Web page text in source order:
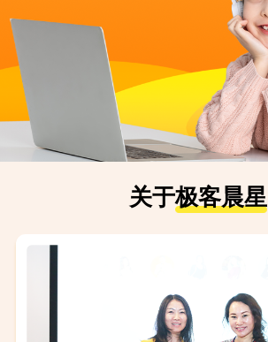
关于极客晨星